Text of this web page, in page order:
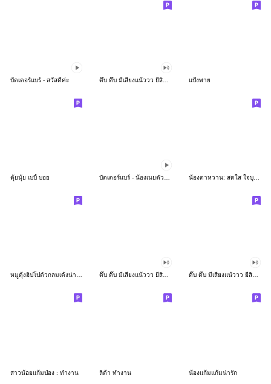
บัตเตอร์แบร์ - สวัสดีค่ะ แป้งพาย
ตุ้ยนุ้ย เบบี้ บอย น้องตาหวาน: สดใส ใจบุญ (สีพาสเทล)
หมูดุ้งฮิปโปตัวกลมเด้งน่ารัก ดึ๊บ ดึ๊บ มีเสียงแน้ววว ยี่สิบเจ็ด ดึ๊บ ดึ๊บ มีเสียงแน้ววว ยี่สิบหก
สาวน้อยแก้มป่อง : ทำงาน ลิต้า ทำงาน น้องแก้มแก้มน่ารัก